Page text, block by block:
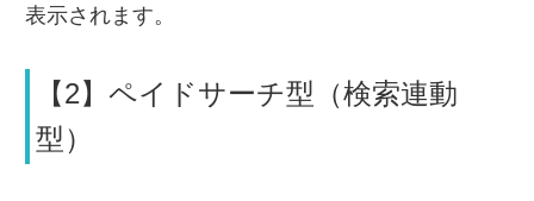
表示されます。
【2】ペイドサーチ型（検索連動
型）